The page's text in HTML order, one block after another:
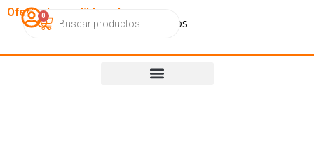
OfertasImperdibles.cl
CatálogoContactoNosotros
0